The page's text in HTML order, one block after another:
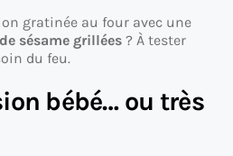
gratinée au four avec une
sésame grillées ? À tester
du feu.
bébé… ou très